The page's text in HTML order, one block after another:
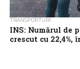
TRANSPORTURI
INS: Numărul de
crescut cu